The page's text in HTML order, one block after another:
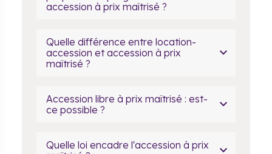
accession à prix maîtrisé ?
Quelle différence entre location-
accession et accession à prix
maîtrisé ?
Accession libre à prix maîtrisé : est-
ce possible ?
Quelle loi encadre l'accession à prix